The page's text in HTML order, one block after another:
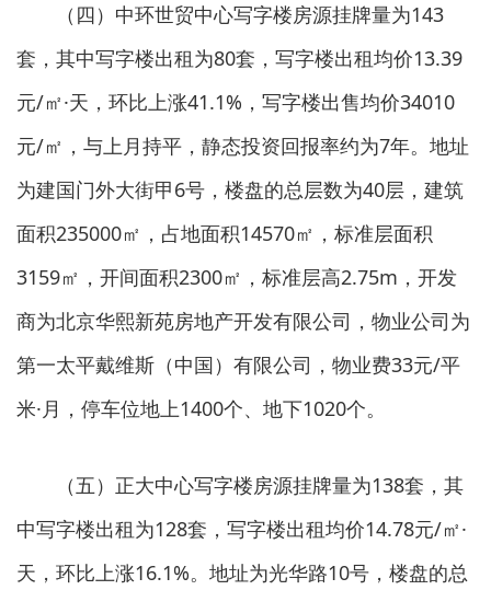
（四）中环世贸中心写字楼房源挂牌量为143
套，其中写字楼出租为80套，写字楼出租均价13.39
元/㎡·天，环比上涨41.1%，写字楼出售均价34010
元/㎡，与上月持平，静态投资回报率约为7年。地址
为建国门外大街甲6号，楼盘的总层数为40层，建筑
面积235000㎡，占地面积14570㎡，标准层面积
3159㎡，开间面积2300㎡，标准层高2.75m，开发
商为北京华熙新苑房地产开发有限公司，物业公司为
第一太平戴维斯（中国）有限公司，物业费33元/平
米·月，停车位地上1400个、地下1020个。
（五）正大中心写字楼房源挂牌量为138套，其
中写字楼出租为128套，写字楼出租均价14.78元/㎡·
天，环比上涨16.1%。地址为光华路10号，楼盘的总